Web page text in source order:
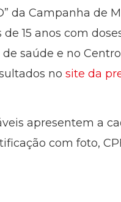
da Campanha de
15 anos com
saúde e no
no site da
apresentem a
com foto,